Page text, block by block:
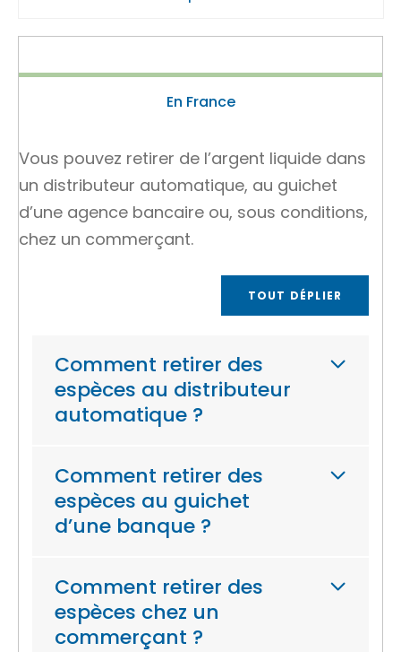
En France
Vous pouvez retirer de l’argent liquide dans
un distributeur automatique, au guichet
d’une agence bancaire ou, sous conditions,
chez un commerçant.
TOUT DÉPLIER
Comment retirer des
espèces au distributeur
automatique ?
Comment retirer des
espèces au guichet
d’une banque ?
Comment retirer des
espèces chez un
commerçant ?